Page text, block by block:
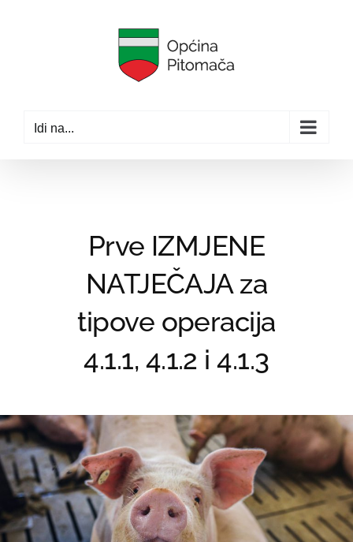
Idi na...
Prve IZMJENE
NATJEČAJA za
tipove operacija
4.1.1, 4.1.2 i 4.1.3